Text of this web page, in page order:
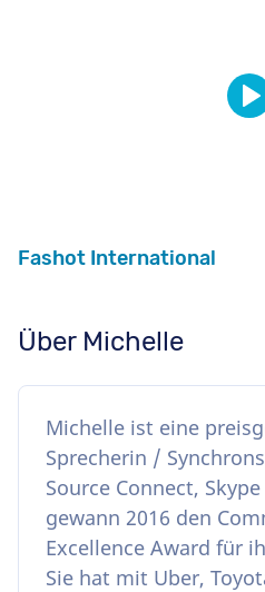
Fashot International
Über Michelle
Michelle ist eine
Sprecherin /
Source Connect,
gewann 2016 den
Excellence Award für
Sie hat mit Uber,